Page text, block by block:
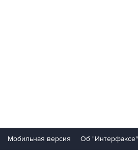
Мобильная версия Об "Интерфаксе"